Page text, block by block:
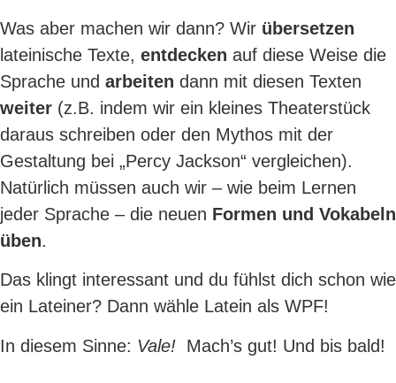
Was aber machen wir dann? Wir übersetzen
lateinische Texte, entdecken auf diese Weise die
Sprache und arbeiten dann mit diesen Texten
weiter (z.B. indem wir ein kleines Theaterstück
daraus schreiben oder den Mythos mit der
Gestaltung bei „Percy Jackson“ vergleichen).
Natürlich müssen auch wir – wie beim Lernen
jeder Sprache – die neuen Formen und Vokabeln
üben.
Das klingt interessant und du fühlst dich schon wie
ein Lateiner? Dann wähle Latein als WPF!
In diesem Sinne: Vale! Mach’s gut! Und bis bald!